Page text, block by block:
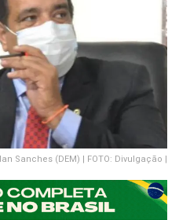
Sanches (DEM) | FOTO: Divulgação |